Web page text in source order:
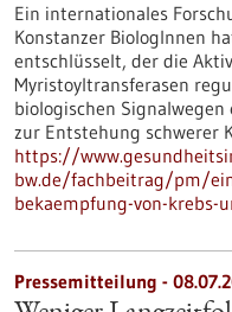
Ein internationales
Konstanzer BiologInnen
entschlüsselt, der die
Myristoyltransferasen
biologischen
zur Entstehung schwerer
https://
bw.de/fachbeitrag/pm/
bekaempfung-von-krebs-
Pressemitteilung -